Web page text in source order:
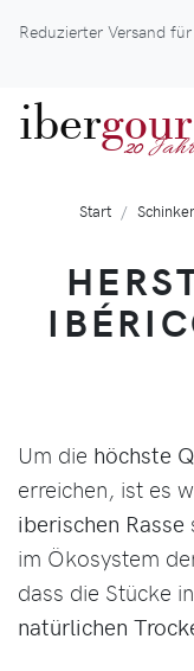
Reduzierter Versand
ibergour
20
Start
Um die höchste
erreichen, ist es
iberischen Rasse
im Ökosystem
dass die Stücke in
natürlichen